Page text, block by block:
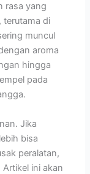
rasa yang
terutama di
muncul
aroma
hingga
pada
Jika
bisa
peralatan,
ini akan